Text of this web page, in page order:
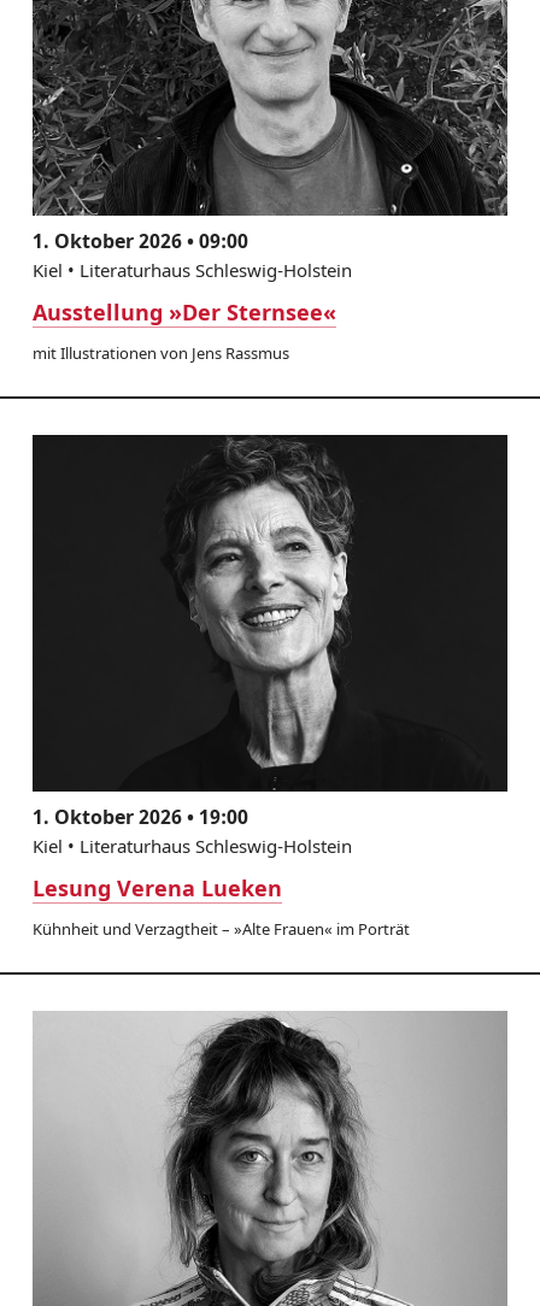
1. Oktober 2026 • 09:00
Kiel • Literaturhaus Schleswig-Holstein
Ausstellung »Der Sternsee«
mit Illustrationen von Jens Rassmus
1. Oktober 2026 • 19:00
Kiel • Literaturhaus Schleswig-Holstein
Lesung Verena Lueken
Kühnheit und Verzagtheit – »Alte Frauen« im Porträt